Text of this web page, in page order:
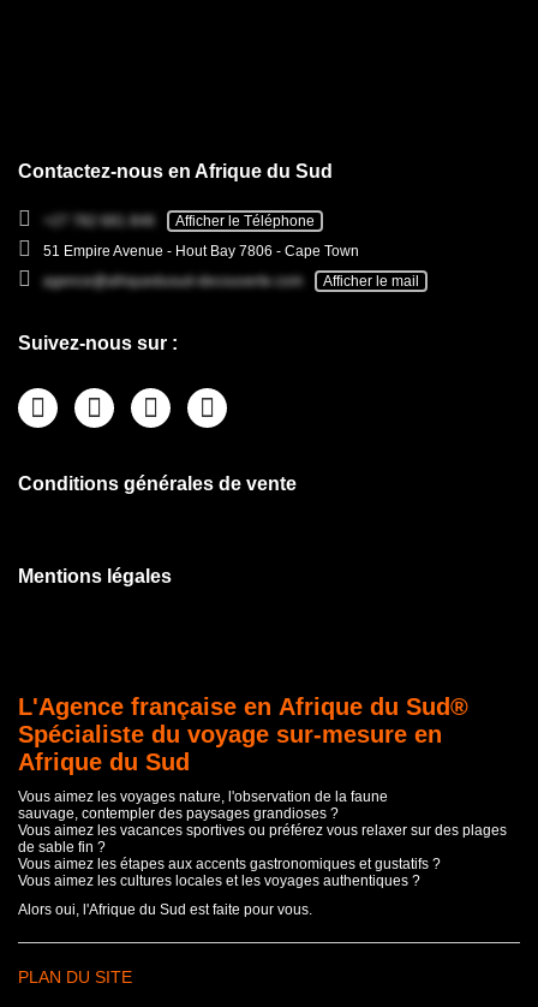
Contactez-nous en Afrique du Sud
+27 782 681 846
Afficher le Téléphone
51 Empire Avenue - Hout Bay 7806 - Cape Town
agence@afriquedusud-decouverte.com
Afficher le mail
Suivez-nous sur :
Conditions générales de vente
Mentions légales
L'Agence française en Afrique du Sud®
Spécialiste du voyage sur-mesure en
Afrique du Sud
Vous aimez les voyages nature, l'observation de la faune
sauvage, contempler des paysages grandioses ?
Vous aimez les vacances sportives ou préférez vous relaxer sur des plages
de sable fin ?
Vous aimez les étapes aux accents gastronomiques et gustatifs ?
Vous aimez les cultures locales et les voyages authentiques ?
Alors oui, l'Afrique du Sud est faite pour vous.
PLAN DU SITE